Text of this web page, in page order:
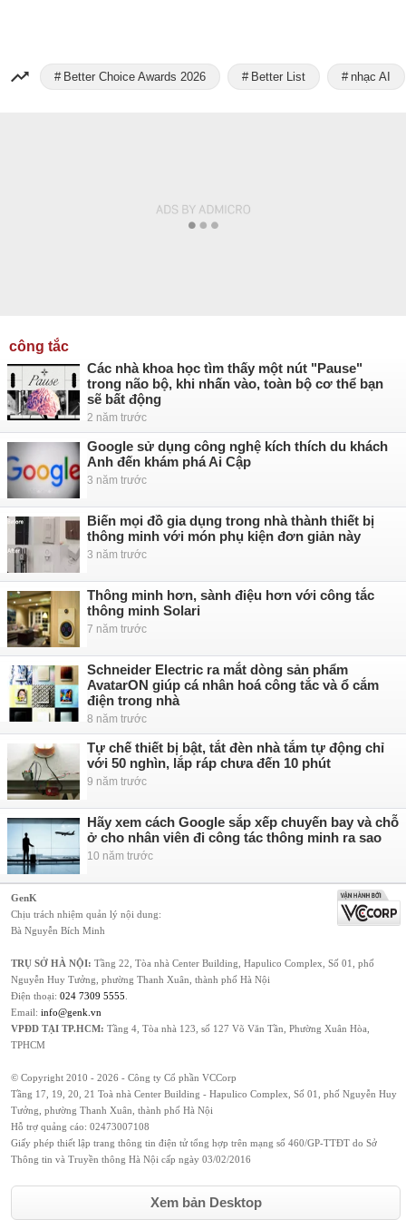
Better Choice Awards 2026 Better List nhạc AI
công tắc
Các nhà khoa học tìm thấy một nút "Pause"
trong não bộ, khi nhấn vào, toàn bộ cơ thể bạn
sẽ bất động
2 năm trước
Google sử dụng công nghệ kích thích du khách
Anh đến khám phá Ai Cập
3 năm trước
Biến mọi đồ gia dụng trong nhà thành thiết bị
thông minh với món phụ kiện đơn giản này
3 năm trước
Thông minh hơn, sành điệu hơn với công tắc
thông minh Solari
7 năm trước
Schneider Electric ra mắt dòng sản phẩm
AvatarON giúp cá nhân hoá công tắc và ổ cắm
điện trong nhà
8 năm trước
Tự chế thiết bị bật, tắt đèn nhà tắm tự động chỉ
với 50 nghìn, lắp ráp chưa đến 10 phút
9 năm trước
Hãy xem cách Google sắp xếp chuyến bay và chỗ
ở cho nhân viên đi công tác thông minh ra sao
10 năm trước
GenK
Chịu trách nhiệm quản lý nội dung:
Bà Nguyễn Bích Minh
TRỤ SỞ HÀ NỘI: Tầng 22, Tòa nhà Center Building, Hapulico Complex, Số 01, phố
Nguyễn Huy Tưởng, phường Thanh Xuân, thành phố Hà Nội
Điện thoại: 024 7309 5555
Email: info@genk.vn
VPĐD TẠI TP.HCM: Tầng 4, Tòa nhà 123, số 127 Võ Văn Tần, Phường Xuân Hòa,
TPHCM
© Copyright 2010 - 2026 - Công ty Cổ phần VCCorp
Tầng 17, 19, 20, 21 Toà nhà Center Building - Hapulico Complex, Số 01, phố Nguyễn Huy
Tưởng, phường Thanh Xuân, thành phố Hà Nội
Hỗ trợ quảng cáo: 02473007108
Giấy phép thiết lập trang thông tin điện tử tổng hợp trên mạng số 460/GP-TTĐT do Sở
Thông tin và Truyền thông Hà Nội cấp ngày 03/02/2016
Xem bản Desktop